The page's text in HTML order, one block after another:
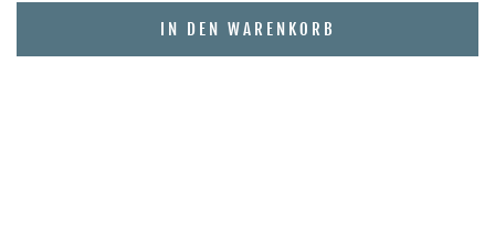
IN DEN WARENKORB